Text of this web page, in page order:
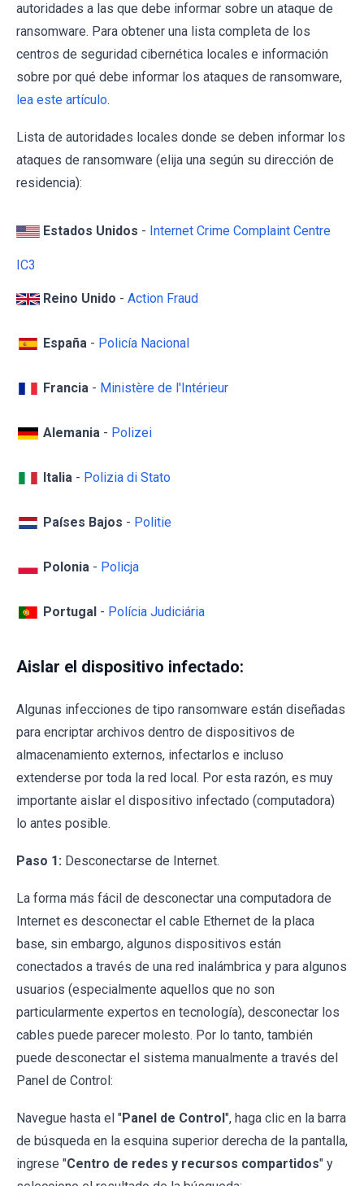
autoridades a las que debe informar sobre un ataque de
ransomware. Para obtener una lista completa de los
centros de seguridad cibernética locales e información
sobre por qué debe informar los ataques de ransomware,
lea este artículo.
Lista de autoridades locales donde se deben informar los
ataques de ransomware (elija una según su dirección de
residencia):
Estados Unidos - Internet Crime Complaint Centre
IC3
Reino Unido - Action Fraud
España - Policía Nacional
Francia - Ministère de l'Intérieur
Alemania - Polizei
Italia - Polizia di Stato
Países Bajos - Politie
Polonia - Policja
Portugal - Polícia Judiciária
Aislar el dispositivo infectado:
Algunas infecciones de tipo ransomware están diseñadas
para encriptar archivos dentro de dispositivos de
almacenamiento externos, infectarlos e incluso
extenderse por toda la red local. Por esta razón, es muy
importante aislar el dispositivo infectado (computadora)
lo antes posible.
Paso 1: Desconectarse de Internet.
La forma más fácil de desconectar una computadora de
Internet es desconectar el cable Ethernet de la placa
base, sin embargo, algunos dispositivos están
conectados a través de una red inalámbrica y para algunos
usuarios (especialmente aquellos que no son
particularmente expertos en tecnología), desconectar los
cables puede parecer molesto. Por lo tanto, también
puede desconectar el sistema manualmente a través del
Panel de Control:
Navegue hasta el "Panel de Control ", haga clic en la barra
de búsqueda en la esquina superior derecha de la pantalla,
ingrese "Centro de redes y recursos compartidos" y